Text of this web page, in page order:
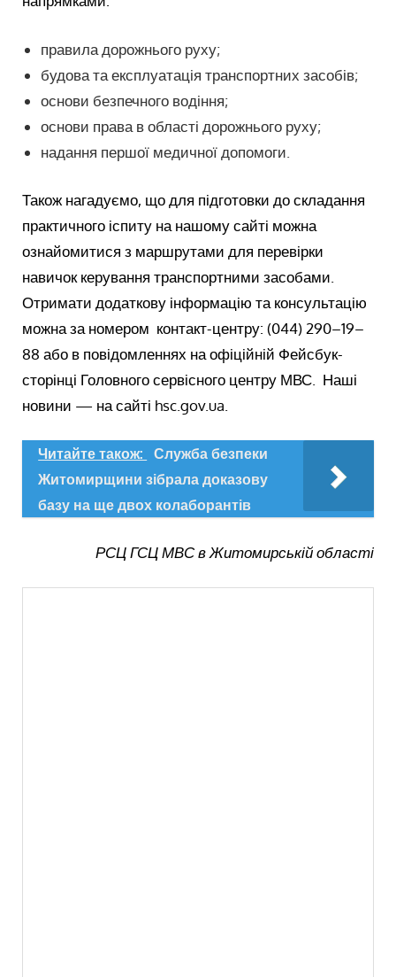
правила дорожнього руху;
будова та експлуатація транспортних засобів;
основи безпечного водіння;
основи права в області дорожнього руху;
надання першої медичної допомоги.
Також нагадуємо, що для підготовки до складання
практичного іспиту на нашому сайті можна
ознайомитися з маршрутами для перевірки
навичок керування транспортними засобами.
Отримати додаткову інформацію та консультацію
можна за номером контакт-центру: (044) 290–19–
88 або в повідомленнях на офіційній Фейсбук-
сторінці Головного сервісного центру МВС. Наші
новини — на сайті hsc.gov.ua.
Читайте також:
Служба безпеки
Житомирщини зібрала доказову
базу на ще двох колаборантів
РСЦ ГСЦ МВС в Житомирській області